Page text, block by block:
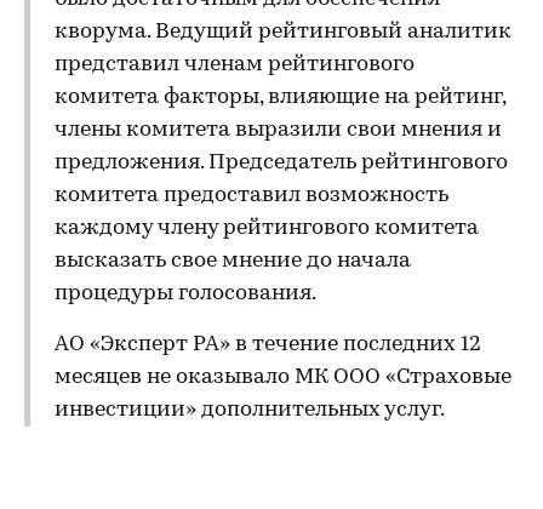
кворума. Ведущий рейтинговый аналитик
представил членам рейтингового
комитета факторы, влияющие на рейтинг,
члены комитета выразили свои мнения и
предложения. Председатель рейтингового
комитета предоставил возможность
каждому члену рейтингового комитета
высказать свое мнение до начала
процедуры голосования.
АО «Эксперт РА» в течение последних 12
месяцев не оказывало МК ООО «Страховые
инвестиции» дополнительных услуг.